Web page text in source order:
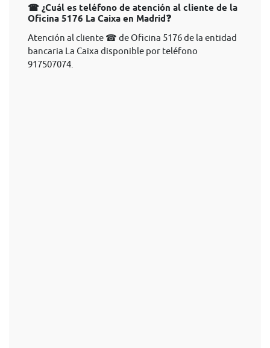
☎ ¿Cuál es teléfono de atención al cliente de la
Oficina 5176 La Caixa en Madrid❓
Atención al cliente ☎ de Oficina 5176 de la entidad
bancaria La Caixa disponible por teléfono
917507074.